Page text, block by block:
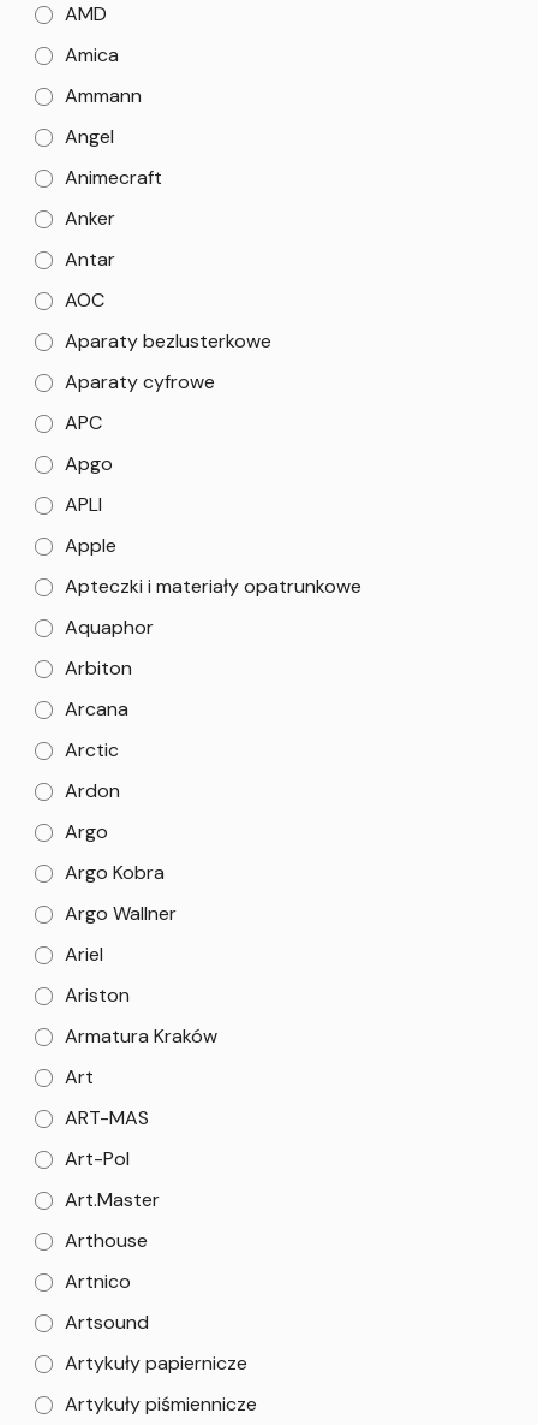
AMD
Amica
Ammann
Angel
Animecraft
Anker
Antar
AOC
Aparaty bezlusterkowe
Aparaty cyfrowe
APC
Apgo
APLI
Apple
Apteczki i materiały opatrunkowe
Aquaphor
Arbiton
Arcana
Arctic
Ardon
Argo
Argo Kobra
Argo Wallner
Ariel
Ariston
Armatura Kraków
Art
ART-MAS
Art-Pol
Art.Master
Arthouse
Artnico
Artsound
Artykuły papiernicze
Artykuły piśmiennicze